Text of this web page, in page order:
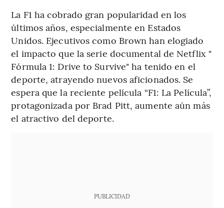
La F1 ha cobrado gran popularidad en los
últimos años, especialmente en Estados
Unidos. Ejecutivos como Brown han elogiado
el impacto que la serie documental de Netflix "
Fórmula 1: Drive to Survive" ha tenido en el
deporte, atrayendo nuevos aficionados. Se
espera que la reciente película “F1: La Película”,
protagonizada por Brad Pitt, aumente aún más
el atractivo del deporte.
PUBLICIDAD